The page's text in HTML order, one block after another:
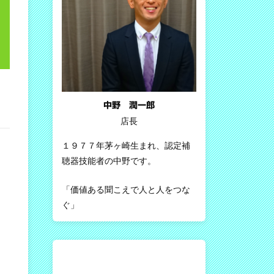
中野 潤一郎
店長
１９７７年茅ヶ崎生まれ、認定補
聴器技能者の中野です。
「価値ある聞こえで人と人をつな
ぐ」